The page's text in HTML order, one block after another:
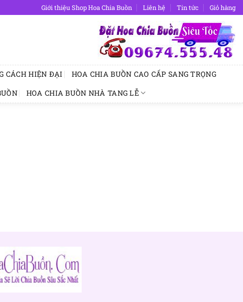
Giới thiệu Shop Hoa Chia Buồn Liên hệ Tin tức Giỏ hàng
CÁCH HIỆN ĐẠI
HOA CHIA BUỒN CAO CẤP SANG TRỌNG
HOA CHIA BUỒN NHÀ TANG LỄ